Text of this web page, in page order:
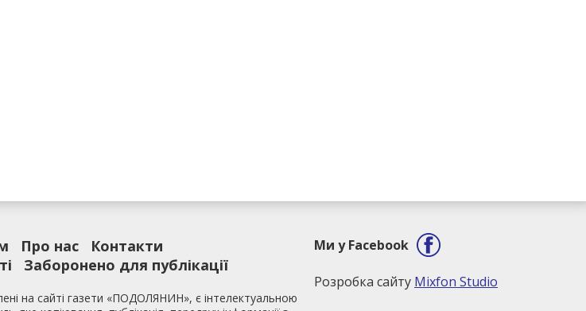
Про нас
Контакти
Заборонено для публікації
на сайті газети «ПОДОЛЯНИН», є інтелектуальною
Ми у Facebook
Розробка сайту Mixfon Studio